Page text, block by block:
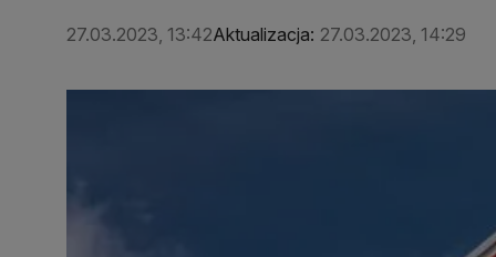
27.03.2023, 13:42Aktualizacja: 27.03.2023, 14:29